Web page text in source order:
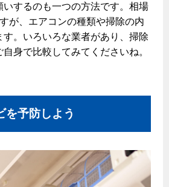
いするのも一つの方法です。相場
が、エアコンの種類や掃除の内
。いろいろな業者があり、掃除
身で比較してみてくださいね。
を予防しよう